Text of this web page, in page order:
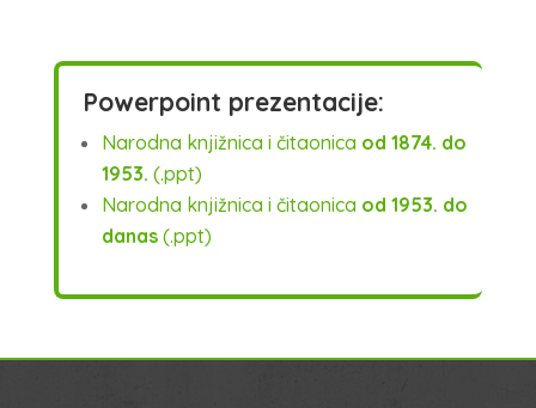
Powerpoint prezentacije:
Narodna knjižnica i čitaonica od 1874. do
1953. (.ppt)
Narodna knjižnica i čitaonica od 1953. do
danas(.ppt)